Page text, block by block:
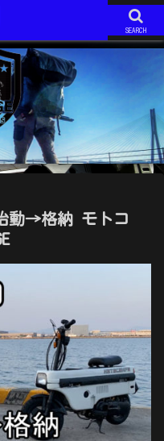
モトコンポ MOTOCOMPO AB12
モトコンポ MOTOCOMPO AB12 年式は不明です。 コンパクトに折り畳み可能な、HONDAが誇る？ミニバイクです。 ガソリンスタンドでは必ず話しかけられます。 ミニマムキャンプ仕様に、改造中！
始動→格納 モトコ
SEARCH